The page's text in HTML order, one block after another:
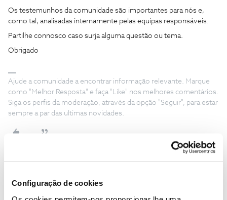
Configuração de cookies
Os testemunhos da comunidade são importantes para nós e,
como tal, analisadas internamente pelas equipas responsáveis.
Partilhe connosco caso surja alguma questão ou tema.
Obrigado
Ajude a comunidade a encontrar informação relevante. Marque
como "Melhor Resposta" e faça "Like" nos melhores comentários.
Siga os perfis da moderação, através da opção "Seguir", para estar
sempre a par das ultimas novidades.